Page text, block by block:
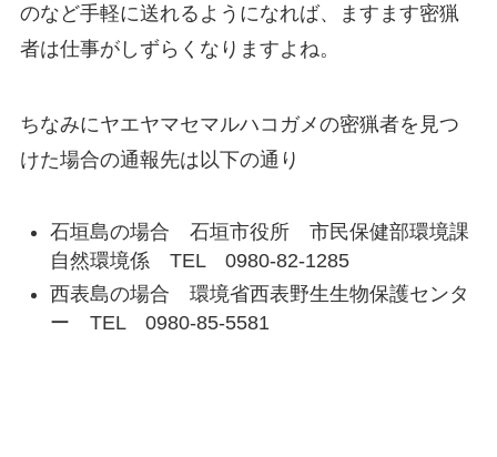
のなど手軽に送れるようになれば、ますます密猟
者は仕事がしずらくなりますよね。
ちなみにヤエヤマセマルハコガメの密猟者を見つ
けた場合の通報先は以下の通り
石垣島の場合 石垣市役所 市民保健部環境課
自然環境係 TEL 0980-82-1285
西表島の場合 環境省西表野生生物保護センタ
ー TEL 0980-85-5581